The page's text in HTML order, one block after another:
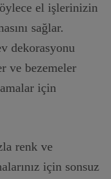
el işlerinizin
sağlar.
dekorasyonu
ve bezemeler
için
renk ve
için sonsuz